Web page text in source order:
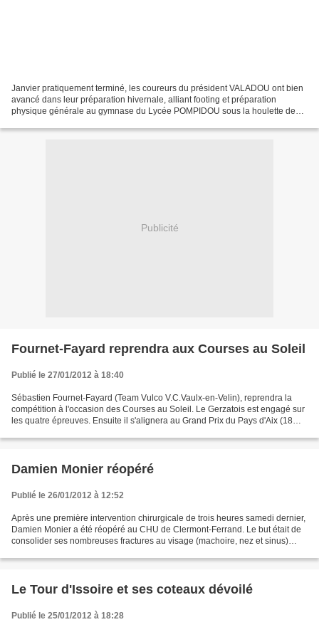
Janvier pratiquement terminé, les coureurs du président VALADOU ont bien
avancé dans leur préparation hivernale, alliant footing et préparation
physique générale au gymnase du Lycée POMPIDOU sous la houlette de
Publicité
Fournet-Fayard reprendra aux Courses au Soleil
Publié le 27/01/2012 à 18:40
Sébastien Fournet-Fayard (Team Vulco V.C.Vaulx-en-Velin), reprendra la
compétition à l'occasion des Courses au Soleil. Le Gerzatois est engagé sur
les quatre épreuves. Ensuite il s'alignera au Grand Prix du Pays d'Aix (18
Damien Monier réopéré
Publié le 26/01/2012 à 12:52
Après une première intervention chirurgicale de trois heures samedi dernier,
Damien Monier a été réopéré au CHU de Clermont-Ferrand. Le but était de
consolider ses nombreuses fractures au visage (machoire, nez et sinus)
Le Tour d'Issoire et ses coteaux dévoilé
Publié le 25/01/2012 à 18:28